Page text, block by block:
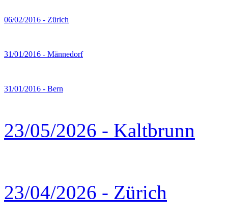
06/02/2016 - Zürich
31/01/2016 - Männedorf
31/01/2016 - Bern
23/05/2026 - Kaltbrunn
23/04/2026 - Zürich